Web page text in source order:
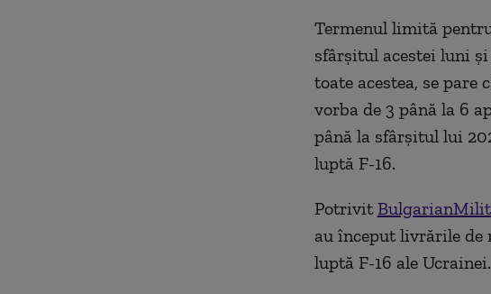
Termenul limită
sfârșitul acestei luni
toate acestea, se
vorba de 3 până la 6
până la sfârșitul lui
luptă F-16.
Potrivit
au început livrările de
luptă F-16 ale Ucrainei.